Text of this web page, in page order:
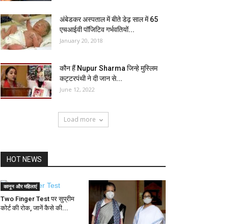
अंबेडकर अस्पताल में बीते डेढ़ साल में 65
एचआईवी पॉजिटिव गर्भवतियों...
January 20, 2018
कौन हैं Nupur Sharma जिन्हे मुस्लिम
कट्टरपंथी ने दी जान से...
June 12, 2022
Load more
HOT NEWS
कानून और महिलाएं
Two Finger Test पर सुप्रीम
कोर्ट की रोक, जानें कैसे की...